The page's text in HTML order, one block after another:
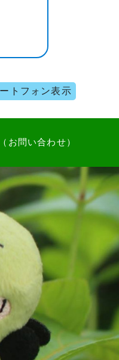
トフォン表示
お問い合わせ）